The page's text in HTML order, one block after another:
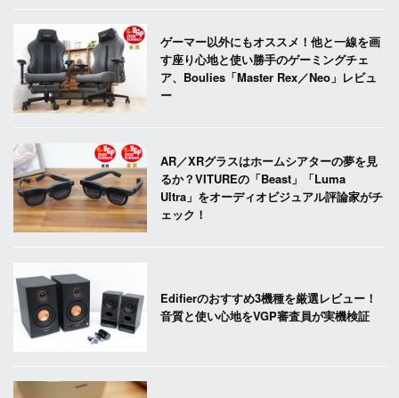
ゲーマー以外にもオススメ！他と一線を画
す座り心地と使い勝手のゲーミングチェ
ア、Boulies「Master Rex／Neo」レビュ
ー
AR／XRグラスはホームシアターの夢を見
るか？VITUREの「Beast」「Luma
Ultra」をオーディオビジュアル評論家がチ
ェック！
Edifierのおすすめ3機種を厳選レビュー！
音質と使い心地をVGP審査員が実機検証